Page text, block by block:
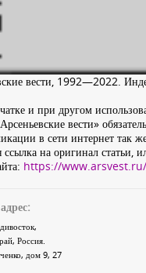
вести, 1992—2022.
и при другом
вести»
в сети интернет так
на оригинал статьи,
https://www.arsvest.ru/
,
, Россия
, дом 9, 27